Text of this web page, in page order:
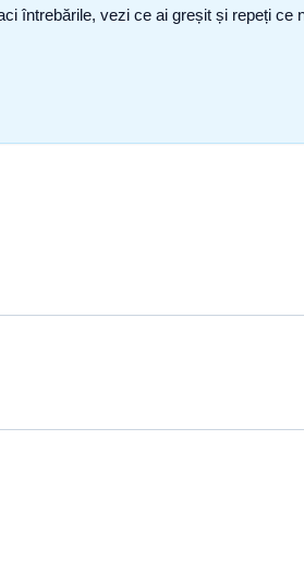
întrebările, vezi ce ai greșit și repeți